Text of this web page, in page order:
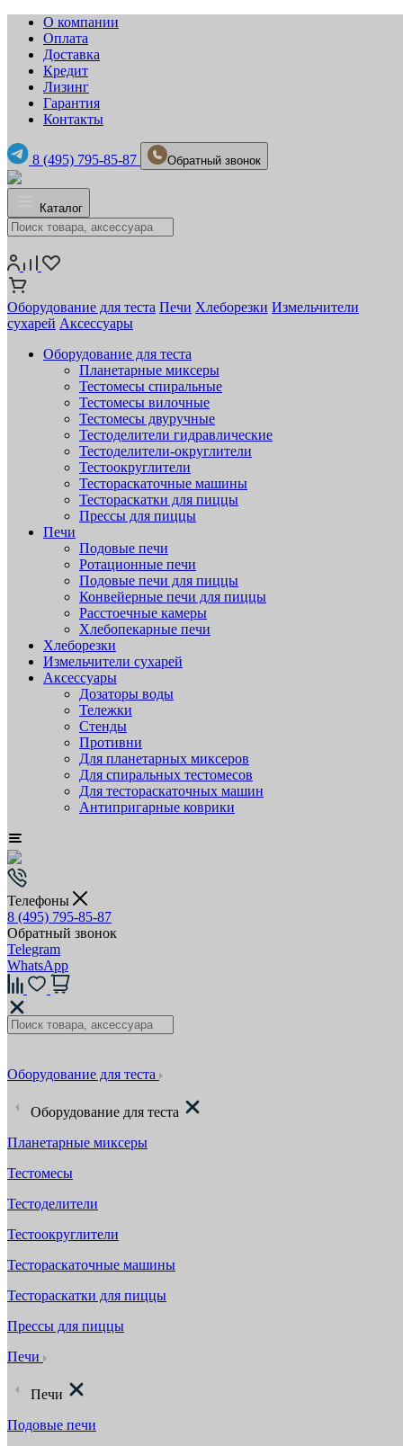
О компании
Оплата
Доставка
Кредит
Лизинг
Гарантия
Контакты
8 (495) 795-85-87 Обратный звонок
Каталог
Оборудование для теста Печи Хлеборезки Измельчители
сухарей Аксессуары
Оборудование для теста
Планетарные миксеры
Тестомесы спиральные
Тестомесы вилочные
Тестомесы двуручные
Тестоделители гидравлические
Тестоделители-округлители
Тестоокруглители
Тестораскаточные машины
Тестораскатки для пиццы
Прессы для пиццы
Печи
Подовые печи
Ротационные печи
Подовые печи для пиццы
Конвейерные печи для пиццы
Расстоечные камеры
Хлебопекарные печи
Хлеборезки
Измельчители сухарей
Аксессуары
Дозаторы воды
Тележки
Стенды
Противни
Для планетарных миксеров
Для спиральных тестомесов
Для тестораскаточных машин
Антипригарные коврики
Телефоны
8 (495) 795-85-87
Обратный звонок
Telegram
WhatsApp
Оборудование для теста
Оборудование для теста
Планетарные миксеры
Тестомесы
Тестоделители
Тестоокруглители
Тестораскаточные машины
Тестораскатки для пиццы
Прессы для пиццы
Печи
Печи
Подовые печи